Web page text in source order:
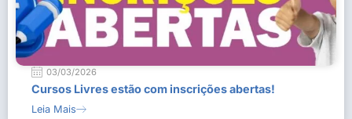
03/03/2026
Cursos Livres estão com inscrições abertas!
Leia Mais